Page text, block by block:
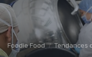
Foodie Food Tendances